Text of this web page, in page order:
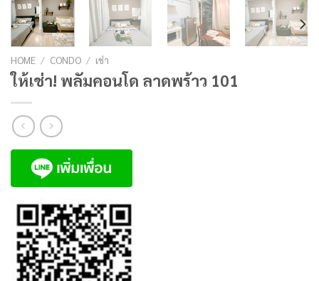
HOME / CONDO / เช่า
ให้เช่า! พลัมคอนโด ลาดพร้าว 101